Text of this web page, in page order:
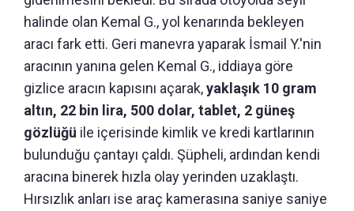
halinde olan Kemal G., yol kenarında bekleyen
aracı fark etti. Geri manevra yaparak İsmail Y.'nin
aracının yanına gelen Kemal G., iddiaya göre
gizlice aracın kapısını açarak,yaklaşık 10 gram
altın, 22 bin lira, 500 dolar, tablet, 2 güneş
gözlüğü ile içerisinde kimlik ve kredi kartlarının
bulunduğu çantayı çaldı. Şüpheli, ardından kendi
aracına binerek hızla olay yerinden uzaklaştı.
Hırsızlık anları ise araç kamerasına saniye saniye